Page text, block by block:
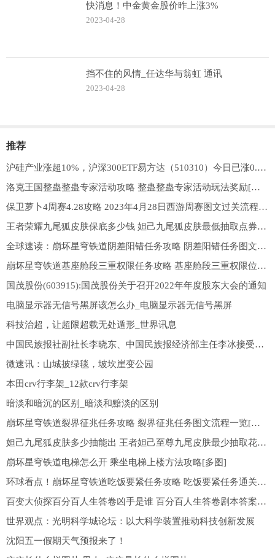
快消息！中金黄金股价昨上涨3%
2023-04-28
挡不住的风情_任达华与翁虹 通讯
2023-04-28
推荐
沪硅产业涨超10%，沪深300ETF易方达（510310）今日已涨0.63%
洛克王国整蛊整蛊专家活动攻略 整蛊整蛊专家活动玩法奖励[多图] 全球快资讯
保卫萝卜4周赛4.28攻略 2023年4月28日西游周赛图文过关流程一览[多图]|全球焦点
王者荣耀九尾狐皮肤保底多少钱 妲己九尾狐皮肤最低抽取点券价格一览[多图]
全球速读：崩坏星穹铁道阴差阳错任务攻略 阴差阳错任务图文流程一览[多图]
崩坏星穹铁道基座舱段三重权限任务攻略 基座舱段三重权限位置分享[多图]_全球滚动
国茂股份(603915):国茂股份关于召开2022年年度股东大会的通知
电脑显示器无信号黑屏该怎么办_电脑显示器无信号黑屏
科技治超，让超限超载无处遁形_世界讯息
中国民族报社副社长李晓东、中国民族报经济部主任李冰接受审查调查|天天热推荐
微速讯：山城披绿毯，坡坎崖变公园
本田crv行李架_12款crv行李架
暗淡和暗沉的区别_暗淡和黯淡的区别
崩坏星穹铁道裂界征兆任务攻略 裂界征兆任务图文流程一览[多图]
妲己九尾狐皮肤多少抽能出 王者妲己至尊九尾皮肤最少抽取花费一览[多图]
崩坏星穹铁道电梯怎么开 乘坐电梯上楼方法攻略[多图]
环球看点！崩坏星穹铁道吃饭要紧任务攻略 吃饭要紧任务通关流程一览[多图]
百变大侦探百分百人生答卷凶手是谁 百分百人生答卷剧本答案真相攻略[图]_环球视点
世界观点：光明科学城论坛：以大科学装置推动科技创新发展
沈阳五一假期天气预报来了！